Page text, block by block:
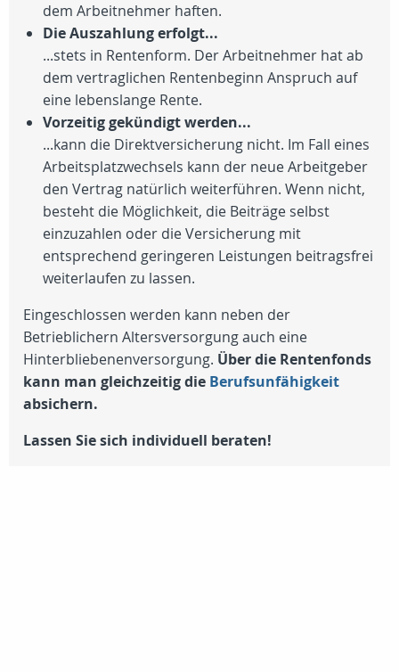
dem Arbeitnehmer haften.
Die Auszahlung erfolgt...
...stets in Rentenform. Der Arbeitnehmer hat ab
dem vertraglichen Rentenbeginn Anspruch auf
eine lebenslange Rente.
Vorzeitig gekündigt werden...
...kann die Direktversicherung nicht. Im Fall eines
Arbeitsplatzwechsels kann der neue Arbeitgeber
den Vertrag natürlich weiterführen. Wenn nicht,
besteht die Möglichkeit, die Beiträge selbst
einzuzahlen oder die Versicherung mit
entsprechend geringeren Leistungen beitragsfrei
weiterlaufen zu lassen.
Eingeschlossen werden kann neben der
Betrieblichern Altersversorgung auch eine
Hinterbliebenenversorgung. Über die Rentenfonds
kann man gleichzeitig die Berufsunfähigkeit
absichern.
Lassen Sie sich individuell beraten!